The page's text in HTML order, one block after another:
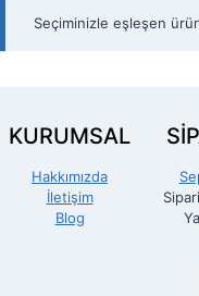
Seçiminizle eşleşen
KURUMSAL
Hakkımızda
İletişim
Blog